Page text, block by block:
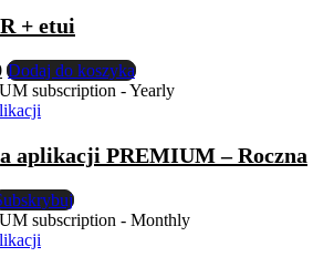
+ etui
Aktualna
cena
wynosi:
Dodaj do koszyka
aplikacji PREMIUM – Roczna